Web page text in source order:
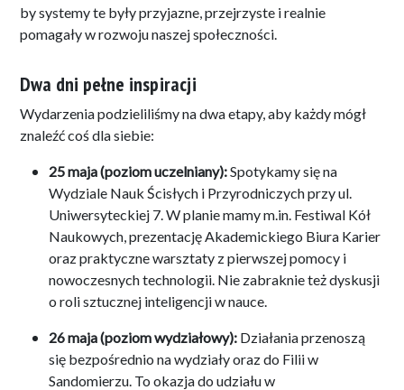
by systemy te były przyjazne, przejrzyste i realnie
pomagały w rozwoju naszej społeczności.
Dwa dni pełne inspiracji
Wydarzenia podzieliliśmy na dwa etapy, aby każdy mógł
znaleźć coś dla siebie:
25 maja (poziom uczelniany):Spotykamy się na
Wydziale Nauk Ścisłych i Przyrodniczych przy ul.
Uniwersyteckiej 7 . W planie mamy m.in. Festiwal Kół
Naukowych, prezentację Akademickiego Biura Karier
oraz praktyczne warsztaty z pierwszej pomocy i
nowoczesnych technologii Nie zabraknie też dyskusji
o roli sztucznej inteligencji w nauce
26 maja (poziom wydziałowy): Działania przenoszą
się bezpośrednio na wydziały oraz do Filii w
Sandomierzu To okazja do udziału w